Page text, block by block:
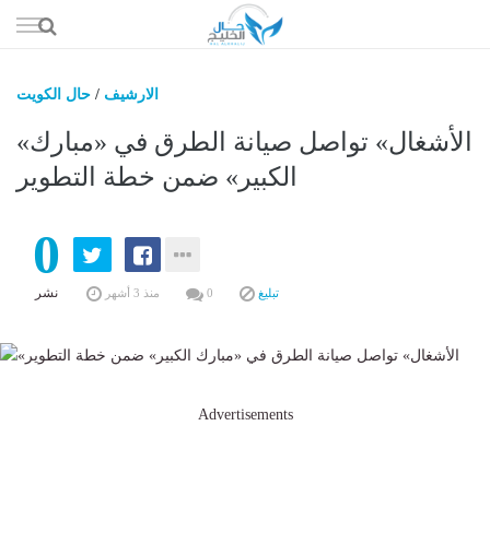
الى
الارشيف / حال الكويت
«الأشغال» تواصل صيانة الطرق في «مبارك
الكبير» ضمن خطة التطوير
0
نشر منذ 3 أشهر 0 تبليغ
Advertisements
حال
حال
حال الثقافة والفن